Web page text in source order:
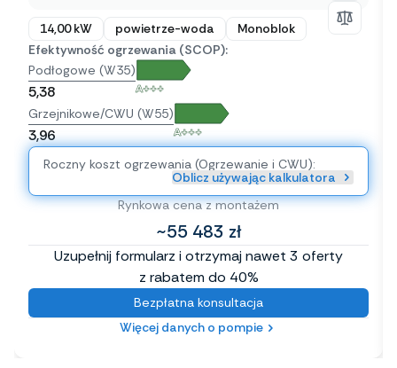
14,00 kW powietrze-woda
Monoblok
Efektywność ogrzewania (SCOP):
Podłogowe (W35)
5,38 A+++
Grzejnikowe/CWU (W55)
3,96 A+++
Roczny koszt ogrzewania (Ogrzewanie i CWU):
Oblicz używając kalkulatora
Rynkowa cena z montażem
~55 483 zł
Uzupełnij formularz i otrzymaj nawet 3 oferty
z rabatem do 40%
Bezpłatna konsultacja
Więcej danych o pompie